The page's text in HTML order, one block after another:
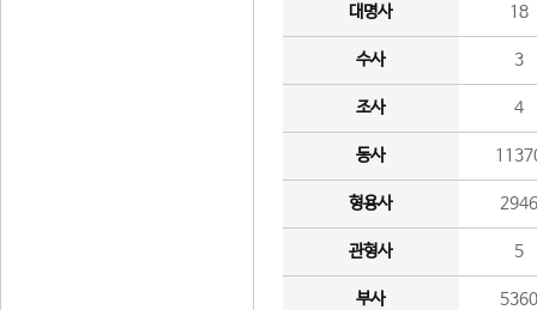
대명사 18
수사 3
조사 4
동사
형용사 2946
관형사 5
부사 5360